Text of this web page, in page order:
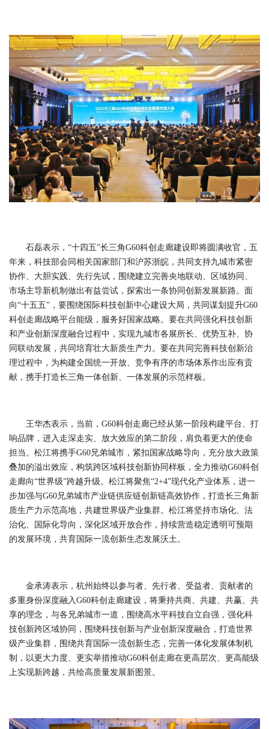
石磊表示，“十四五”长三角G60科创走廊建设即将圆满收官，五
年来，科技部会同相关国家部门和沪苏浙皖，共同支持九城市紧密
协作、大胆实践、先行先试，围绕建立完善央地联动、区域协同、
市场主导新机制做出有益尝试，探索出一条协同创新发展新路。面
向“十五五”，要围绕国际科技创新中心建设大局，共同谋划提升G60
科创走廊战略平台能级，服务好国家战略。要在共同强化科技创新
和产业创新深度融合过程中，实现九城市各展所长、优势互补、协
同联动发展，共同培育壮大新质生产力。要在共同完善科技创新治
理过程中，为构建全国统一开放、竞争有序的市场体系作出应有贡
献，携手打造长三角一体创新、一体发展的示范样板。
王华杰表示，当前，G60科创走廊已经从第一阶段构建平台、打
响品牌，进入走深走实、放大效应的第二阶段，肩负着更大的使命
担当。松江将携手G60兄弟城市，紧扣国家战略导向，充分放大政策
叠加的溢出效应，构筑跨区域科技创新协同样板，全力推动G60科创
走廊向“世界级”跨越升级。松江将聚焦“2+4”现代化产业体系，进一
步加强与G60兄弟城市产业链供应链创新链高效协作，打造长三角新
质生产力示范高地，共建世界级产业集群。松江将坚持市场化、法
治化、国际化导向，深化区域开放合作，持续营造稳定透明可预期
的发展环境，共育国际一流创新生态发展沃土。
金承涛表示，杭州始终以参与者、先行者、受益者、贡献者的
多重身份深度融入G60科创走廊建设，将秉持共商、共建、共赢、共
享的理念，与各兄弟城市一道，围绕高水平科技自立自强，强化科
技创新跨区域协同，围绕科技创新与产业创新深度融合，打造世界
级产业集群，围绕共育国际一流创新生态，完善一体化发展体制机
制，以更大力度、更实举措推动G60科创走廊在更高层次、更高能级
上实现新跨越，共绘高质量发展新图景。